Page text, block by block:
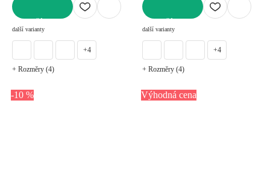
další varianty
+4
+ Rozměry (4)
další varianty
+4
+ Rozměry (4)
-10 % Výhodná cena